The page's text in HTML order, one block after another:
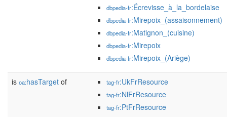
dbpedia-fr:Écrevisse_à_la_bordelaise
dbpedia-fr:Mirepoix_(assaisonnement)
dbpedia-fr:Matignon_(cuisine)
dbpedia-fr:Mirepoix
dbpedia-fr:Mirepoix_(Ariège)
is oa:hasTarget of tag-fr:UkFrResource
tag-fr:NlFrResource
tag-fr:PtFrResource